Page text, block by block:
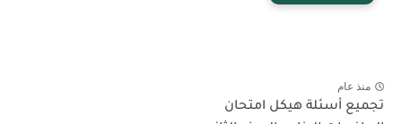
منذ عام
تجميع أسئلة هيكل امتحان